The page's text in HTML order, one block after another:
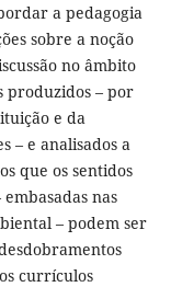
a pedagogia
sobre a noção
no âmbito
produzidos – por
e da
– e analisados a
que os sentidos
nas
– podem ser
currículos